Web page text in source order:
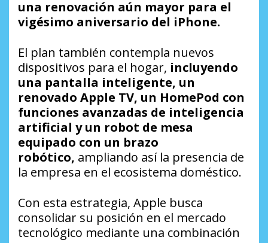
una renovación aún mayor para el
vigésimo aniversario del iPhone.
El plan también contempla nuevos
dispositivos para el hogar, incluyendo
una pantalla inteligente, un
renovado Apple TV, un HomePod con
funciones avanzadas de inteligencia
artificial y un robot de mesa
equipado con un brazo
robótico, ampliando así la presencia de
la empresa en el ecosistema doméstico.
Con esta estrategia, Apple busca
consolidar su posición en el mercado
tecnológico mediante una combinación